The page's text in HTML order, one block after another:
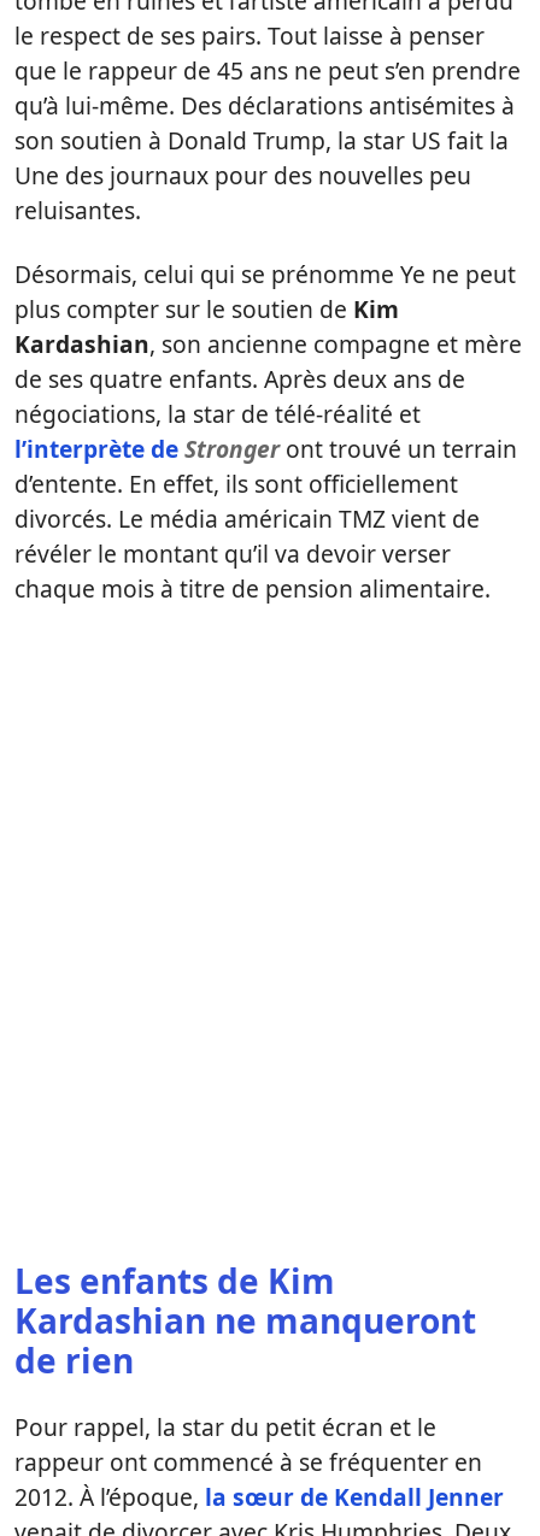
le respect de ses pairs. Tout laisse à penser
que le rappeur de 45 ans ne peut s’en prendre
qu’à lui-même. Des déclarations antisémites à
son soutien à Donald Trump, la star US fait la
Une des journaux pour des nouvelles peu
reluisantes.
Désormais, celui qui se prénomme Ye ne peut
plus compter sur le soutien de Kim
Kardashian, son ancienne compagne et mère
de ses quatre enfants. Après deux ans de
négociations, la star de télé-réalité et
l’interprète deStrongeront trouvé un terrain
d’entente. En effet, ils sont officiellement
divorcés. Le média américain TMZ vient de
révéler le montant qu’il va devoir verser
chaque mois à titre de pension alimentaire.
Les enfants de Kim
Kardashian ne manqueront
de rien
Pour rappel, la star du petit écran et le
rappeur ont commencé à se fréquenter en
2012. À l’époque, la sœur de Kendall Jenner